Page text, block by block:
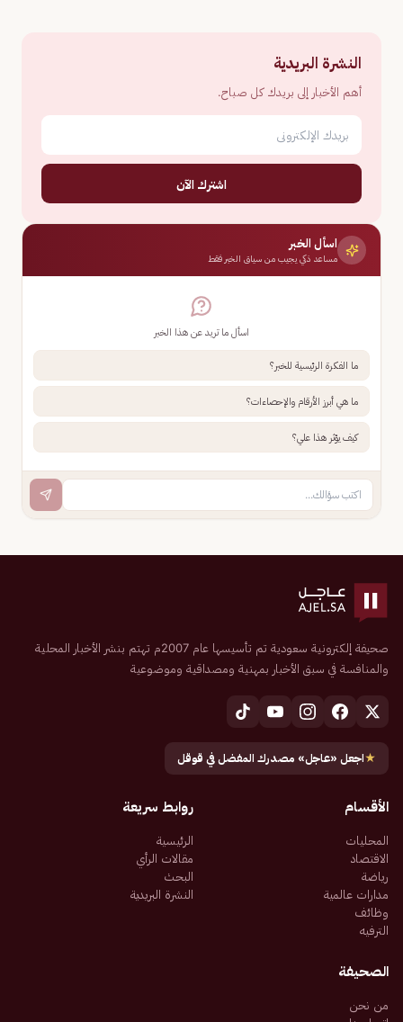
النشرة البريدية
أهم الأخبار إلى بريدك كل صباح.
اشترك الآن
اسأل الخبر
مساعد ذكي يجيب من سياق الخبر فقط
اسأل ما تريد عن هذا الخبر
ما الفكرة الرئيسية للخبر؟
ما هي أبرز الأرقام والإحصاءات؟
كيف يؤثر هذا علي؟
صحيفة إلكترونية سعودية تم تأسيسها عام 2007م تهتم بنشر الأخبار المحلية
والمنافسة في سبق الأخبار بمهنية ومصداقية وموضوعية
★اجعل «عاجل» مصدرك المفضل في قوقل
الأقسام
المحليات
الاقتصاد
رياضة
مدارات عالمية
وظائف
الترفيه
روابط سريعة
الرئيسية
مقالات الرأي
البحث
النشرة البريدية
الصحيفة
من نحن